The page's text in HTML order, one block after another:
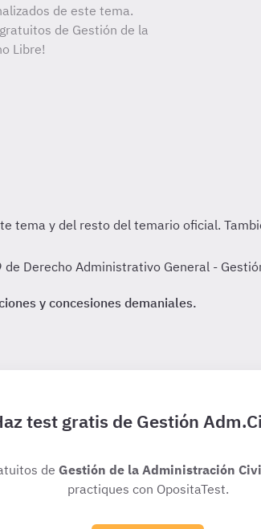
de este tema.
de Gestión de la
Libre!
Derecho Administrativo General -
y concesiones demaniales.
test gratis de Gestión
de Gestión de la Administración
practiques con OpositaTest.